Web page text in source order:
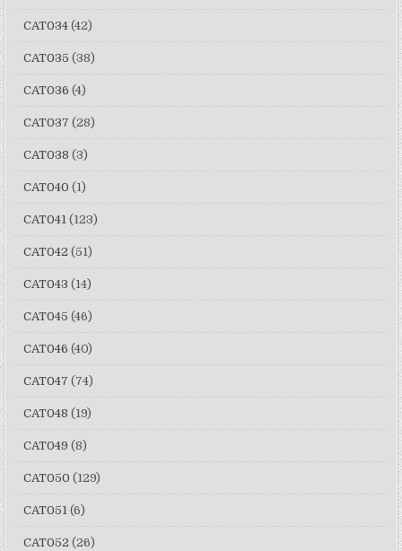
CAT034 (42)
CAT035 (38)
CAT036 (4)
CAT037 (28)
CAT038 (3)
CAT040 (1)
CAT041 (123)
CAT042 (51)
CAT043 (14)
CAT045 (46)
CAT046 (40)
CAT047 (74)
CAT048 (19)
CAT049 (8)
CAT050 (129)
CAT051 (6)
CAT052 (26)